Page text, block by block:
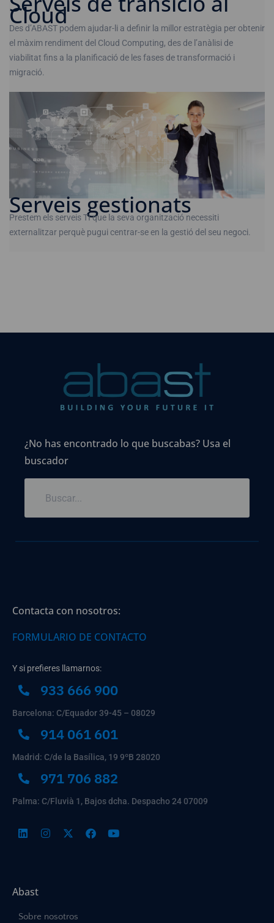
Cloud
Des d’ABAST podem ajudar-li a definir la millor estratègia per obtenir
el màxim rendiment del Cloud Computing, des de l’anàlisi de
viabilitat fins a la planificació de les fases de transformació i
migració.
Serveis gestionats
Prestem els serveis TI que la seva organització necessiti
externalitzar perquè pugui centrar-se en la gestió del seu negoci.
¿No has encontrado lo que buscabas? Usa el
buscador
Contacta con nosotros:
FORMULARIO DE CONTACTO
Y si prefieres llamarnos:
933 666 900
Barcelona: C/Equador 39-45 – 08029
914 061 601
Madrid: C/de la Basílica, 19 9ºB 28020
971 706 882
Palma: C/Fluvià 1, Bajos dcha. Despacho 24 07009
Abast
Sobre nosotros